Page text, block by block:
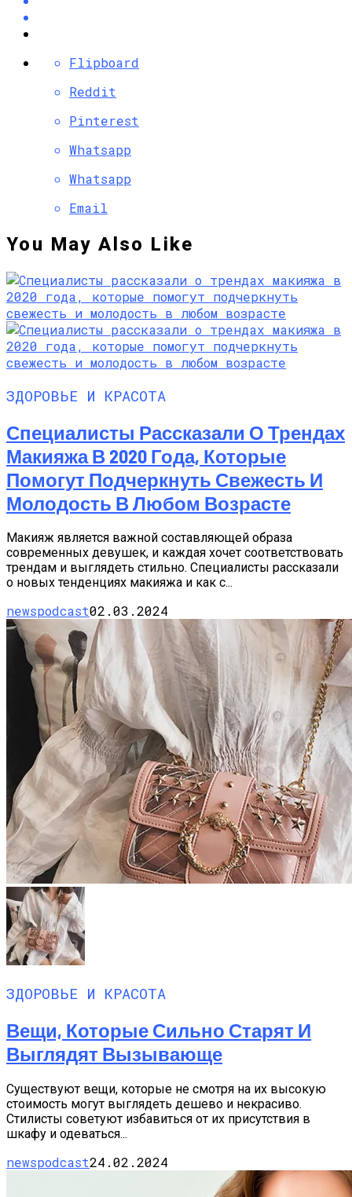
Flipboard
Reddit
Pinterest
Whatsapp
Whatsapp
Email
You May Also Like
ЗДОРОВЬЕ И КРАСОТА
Специалисты Рассказали О Трендах
Макияжа В 2020 Года, Которые
Помогут Подчеркнуть Свежесть И
Молодость В Любом Возрасте
Макияж является важной составляющей образа
современных девушек, и каждая хочет соответствовать
трендам и выглядеть стильно. Специалисты рассказали
о новых тенденциях макияжа и как с...
newspodcast02.03.2024
ЗДОРОВЬЕ И КРАСОТА
Вещи, Которые Сильно Старят И
Выглядят Вызывающе
Существуют вещи, которые не смотря на их высокую
стоимость могут выглядеть дешево и некрасиво.
Стилисты советуют избавиться от их присутствия в
шкафу и одеваться...
newspodcast24.02.2024